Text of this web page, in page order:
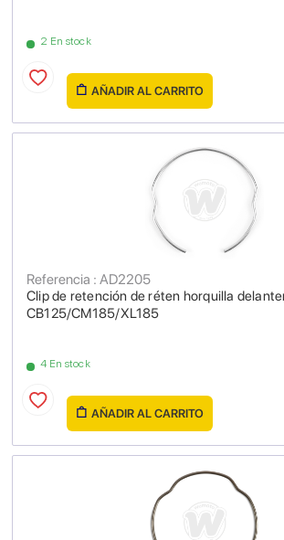
2 En stock
AÑADIR AL CARRITO
Clip de retención de réten horquilla
CB125/CM185/XL185
Referencia : AD2205
4 En stock
AÑADIR AL CARRITO